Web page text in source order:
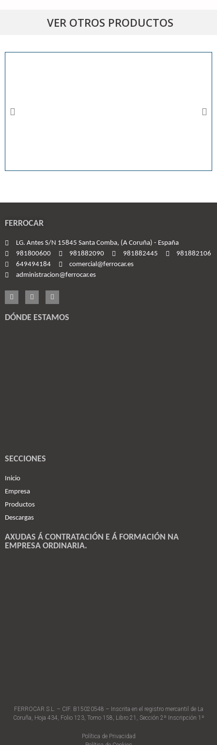
VER OTROS PRODUCTOS
FERROCAR
LG. Antes S/N 15845 Santa Comba, (A Coruña) - España
981800600
981882090 981882445
981882106
649494184
comercial@ferrocar.es
administracion@ferrocar.es
DÓNDE ESTAMOS
SECCIONES
Inicio
Empresa
Productos
Descargas
AXUDAS Á CONTRATACIÓN E Á FORMACIÓN NA
EMPRESA ORDINARIA.
FERROCAR S.L. – CIF. B15020548 – Inscrita en el registro mercantil de La
Coruña, Hoja 434, Folio 123, Tomo 158, Libro 21, Sección 2ª Inscripción 1ª
Política de Privacidad